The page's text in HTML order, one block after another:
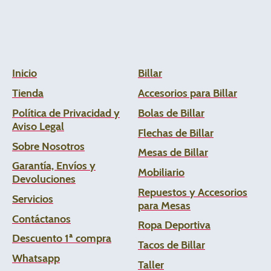
Inicio
Tienda
Política de Privacidad y
Aviso Legal
Sobre Nosotros
Garantía, Envíos y
Devoluciones
Servicios
Contáctanos
Descuento 1ª compra
Whatsapp
Billar
Accesorios para Billar
Bolas de Billar
Flechas de Billar
Mesas de Billar
Mobiliario
Repuestos y Accesorios
para Mesas
Ropa Deportiva
Tacos de Billar
Taller